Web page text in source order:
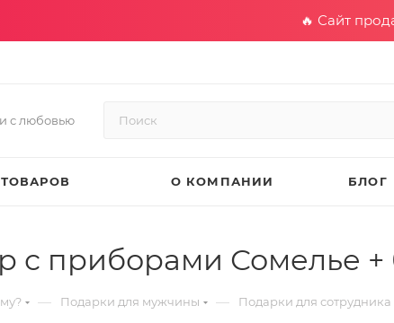
🔥 Сайт
с любовью
О КОМПАНИИ БЛОГ
с приборами Сомелье +
— Подарки для мужчины — Подарки для сотрудника